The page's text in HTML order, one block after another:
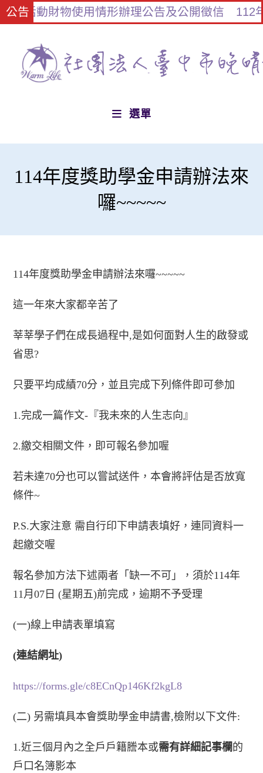
公告
動財物使用情形辦理公告及公開徵信 112年度
選單
114年度獎助學金申請辦法來
囉~~~~~
114年度獎助學金申請辦法來囉~~~~~
這一年來大家都辛苦了
莘莘學子們在成長過程中,是如何面對人生的啟發或
省思?
只要平均成績70分，並且完成下列條件即可參加
1.完成一篇作文-『我未來的人生志向』
2.繳交相關文件，即可報名參加喔
若未達70分也可以嘗試送件，本會將評估是否放寬
條件~
P.S.大家注意 需自行印下申請表填好，連同資料一
起繳交喔
報名參加方法下述兩者「缺一不可」，須於114年
11月07日 (星期五)前完成，逾期不予受理
(一)線上申請表單填寫
(連結網址)
https://forms.gle/c8ECnQp146Kf2kgL8
(二) 另需填具本會獎助學金申請書,檢附以下文件:
1.近三個月內之全戶戶籍謄本或需有詳細記事欄 的
戶口名簿影本